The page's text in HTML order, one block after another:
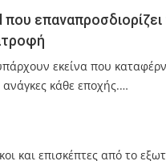
επαναπροσδιορίζει
εκείνα που
ανάγκες κάθε εποχής.…
και επισκέπτες από το